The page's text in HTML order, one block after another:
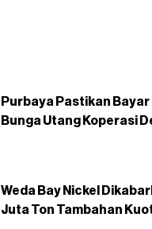
Purbaya Pastikan Bayar
Bunga Utang Koperasi
Weda Bay Nickel
Juta Ton Tambahan